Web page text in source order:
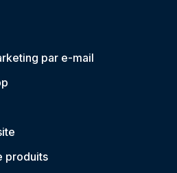
par e-mail
produits